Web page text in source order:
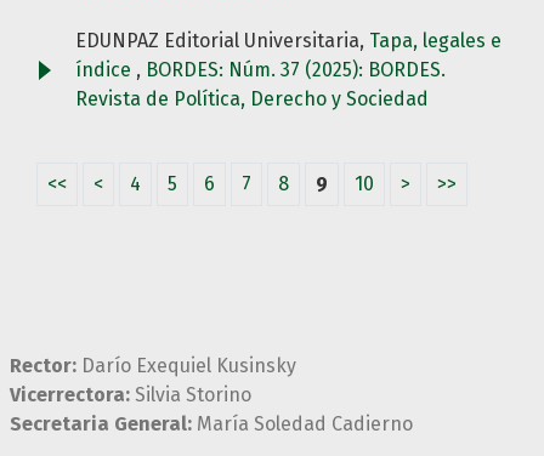
EDUNPAZ Editorial Universitaria, Tapa, legales e
índice , BORDES: Núm. 37 (2025): BORDES.
Revista de Política, Derecho y Sociedad
<< < 4 5 6 7 8 9 10 > >>
Rector: Darío Exequiel Kusinsky
Vicerrectora: Silvia Storino
Secretaria General: María Soledad Cadierno